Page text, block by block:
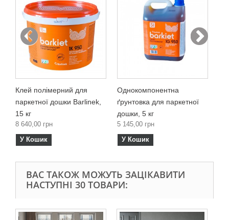
Клей полімерний для
паркетної дошки Barlinek,
15 кг
8 640,00 грн
У Кошик
Однокомпонентна
ґрунтовка для паркетної
дошки, 5 кг
5 145,00 грн
У Кошик
ВАС ТАКОЖ МОЖУТЬ ЗАЦІКАВИТИ
НАСТУПНІ 30 ТОВАРИ: